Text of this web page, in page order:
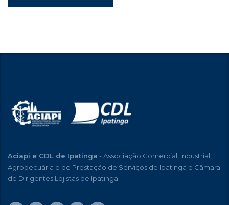
Aciapi e CDL de Ipatinga - Associação Comercial, Industrial,
Agropecuária e de Prestação de Serviços de Ipatinga e Câmara
de Dirigentes Lojistas de Ipatinga